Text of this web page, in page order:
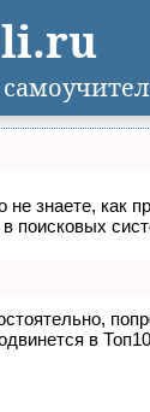
знаете,
поисковых
в